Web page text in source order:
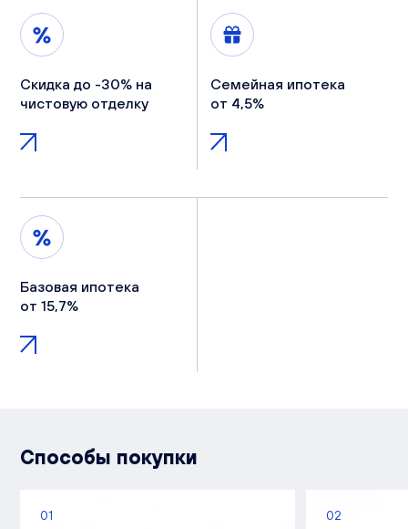
Скидка до -30% на
чистовую отделку
Семейная ипотека
от 4,5%
Базовая ипотека
от 15,7%
Способы покупки
01 02